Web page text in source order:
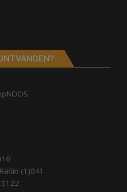
(1)041